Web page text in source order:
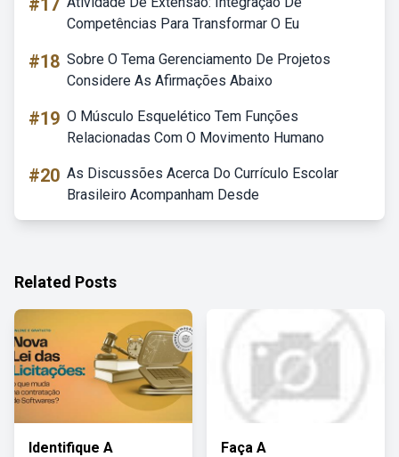
#17
Competências Para Transformar O Eu
#18 Sobre O Tema Gerenciamento De Projetos
Considere As Afirmações Abaixo
#19 O Músculo Esquelético Tem Funções
Relacionadas Com O Movimento Humano
#20 As Discussões Acerca Do Currículo Escolar
Brasileiro Acompanham Desde
Related Posts
Identifique A
Faça A